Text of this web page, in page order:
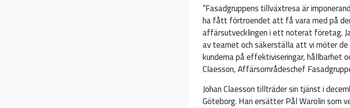
”Fasadgruppens tillväxtresa är
ha fått förtroendet att få vara med på
affärsutvecklingen i ett noterat företag.
av teamet och säkerställa att vi möter
kunderna på effektiviseringar, hållbarhet
Claesson, Affärsområdeschef
Johan Claesson tillträder sin tjänst i
Göteborg. Han ersätter Pål Warolin som